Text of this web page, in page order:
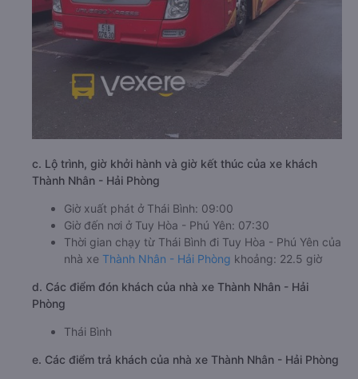
c. Lộ trình, giờ khởi hành và giờ kết thúc của xe khách
Thành Nhân - Hải Phòng
Giờ xuất phát ở Thái Bình: 09:00
Giờ đến nơi ở Tuy Hòa - Phú Yên: 07:30
Thời gian chạy từ Thái Bình đi Tuy Hòa - Phú Yên của
nhà xe Thành Nhân - Hải Phòng khoảng: 22.5 giờ
d. Các điểm đón khách của nhà xe Thành Nhân - Hải
Phòng
Thái Bình
e. Các điểm trả khách của nhà xe Thành Nhân - Hải Phòng